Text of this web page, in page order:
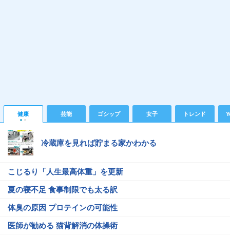
健康 芸能 ゴシップ 女子 トレンド
冷蔵庫を見れば貯まる家かわかる
こじるり「人生最高体重」を更新
夏の寝不足 食事制限でも太る訳
体臭の原因 プロテインの可能性
医師が勧める 猫背解消の体操術